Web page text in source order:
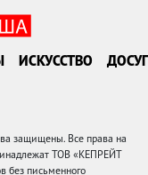
ИСКУССТВО ДОСУГ
защищены. Все права на
ТОВ «КЕПРЕЙТ
без письменного